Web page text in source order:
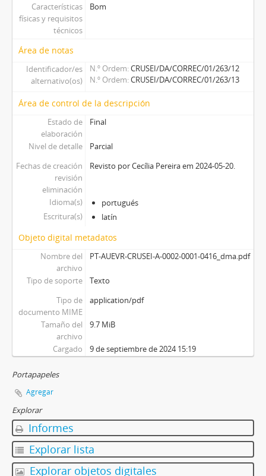
Características
físicas y requisitos
técnicos
Bom
Área de notas
Identificador/es
alternativo(os)
N.º Ordem CRUSEI/DA/CORREC/01/263/12
N.º Ordem CRUSEI/DA/CORREC/01/263/13
Área de control de la descripción
Estado de
elaboración
Final
Nivel de detalle
Parcial
Fechas de creación
revisión
eliminación
Revisto por Cecília Pereira em 2024-05-20.
Idioma(s)
portugués
Escritura(s)
latín
Objeto digital metadatos
Nombre del
archivo
PT-AUEVR-CRUSEI-A-0002-0001-0416_dma.pdf
Tipo de soporte
Texto
Tipo de
documento MIME
application/pdf
Tamaño del
archivo
9.7 MiB
Cargado 9 de septiembre de 2024 15:19
Portapapeles
Agregar
Explorar
Informes
Explorar lista
Explorar objetos digitales